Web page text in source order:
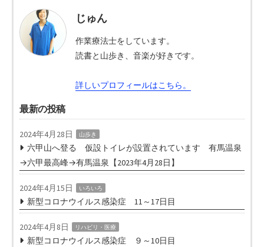
じゅん
作業療法士をしています。
読書と山歩き、音楽が好きです。
詳しいプロフィールはこちら。
最新の投稿
2024年4月28日 山歩き
六甲山へ登る 仮設トイレが設置されています 有馬温泉
→六甲最高峰→有馬温泉【2023年4月28日】
2024年4月15日 いろいろ
新型コロナウイルス感染症 11～17日目
2024年4月8日 リハビリ・医療
新型コロナウイルス感染症 ９～10日目